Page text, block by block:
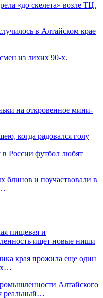
«до скелета» возле ТЦ.
в Алтайском крае
из лихих 90-х.
на откровенное мини-
когда радовался голу
в России футбол любят
блинов и поучаствовали в
пищевая и
ищет новые ниши
края прожила еще один
Алтайского
реальный…